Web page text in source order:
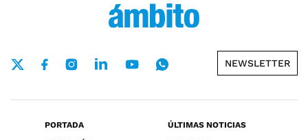
NEWSLETTER
PORTADA
ÚLTIMAS NOTICIAS